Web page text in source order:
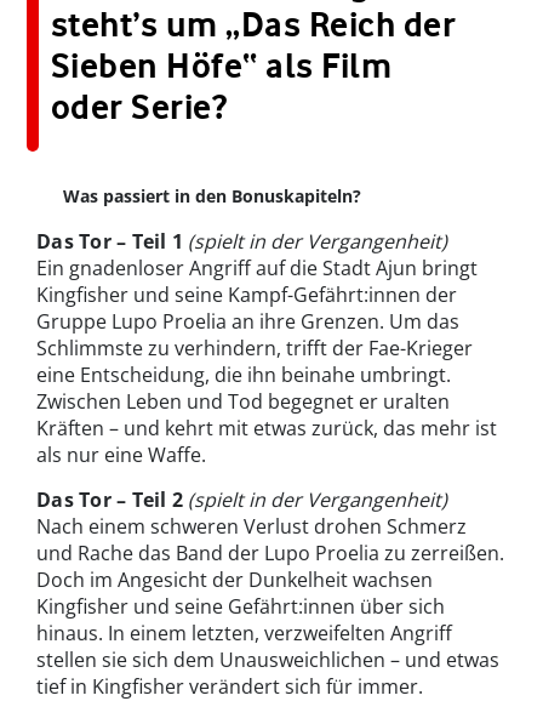
steht’s um „Das Reich der
Sieben Höfe“ als Film
oder Serie?
Was passiert in den Bonuskapiteln?
Das Tor – Teil 1 (spielt in der Vergangenheit)
Ein gnadenloser Angriff auf die Stadt Ajun bringt
Kingfisher und seine Kampf-Gefährt:innen der
Gruppe Lupo Proelia an ihre Grenzen. Um das
Schlimmste zu verhindern, trifft der Fae-Krieger
eine Entscheidung, die ihn beinahe umbringt.
Zwischen Leben und Tod begegnet er uralten
Kräften – und kehrt mit etwas zurück, das mehr ist
als nur eine Waffe.
Das Tor – Teil 2 (spielt in der Vergangenheit)
Nach einem schweren Verlust drohen Schmerz
und Rache das Band der Lupo Proelia zu zerreißen.
Doch im Angesicht der Dunkelheit wachsen
Kingfisher und seine Gefährt:innen über sich
hinaus. In einem letzten, verzweifelten Angriff
stellen sie sich dem Unausweichlichen – und etwas
tief in Kingfisher verändert sich für immer.